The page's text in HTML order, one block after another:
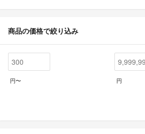
商品の価格で絞り込み
円〜 円